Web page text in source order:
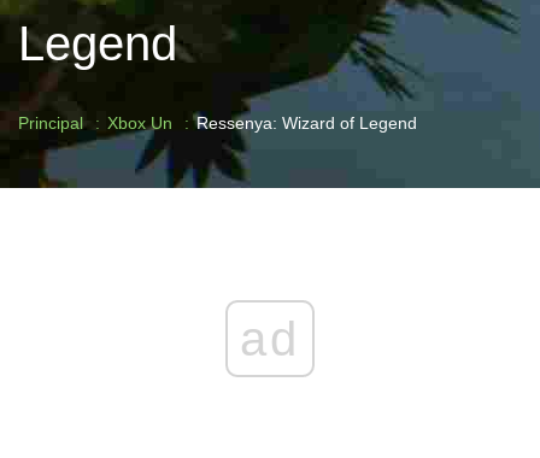
Legend
Principal Xbox Un Ressenya: Wizard of Legend
ad